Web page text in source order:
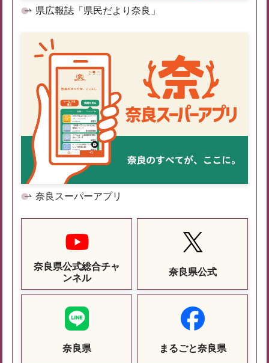
県広報誌「県民だより奈良」
奈良スーパーアプリ
奈良県公式総合チャ
ンネル
奈良県公式
奈良県 まるごと奈良県